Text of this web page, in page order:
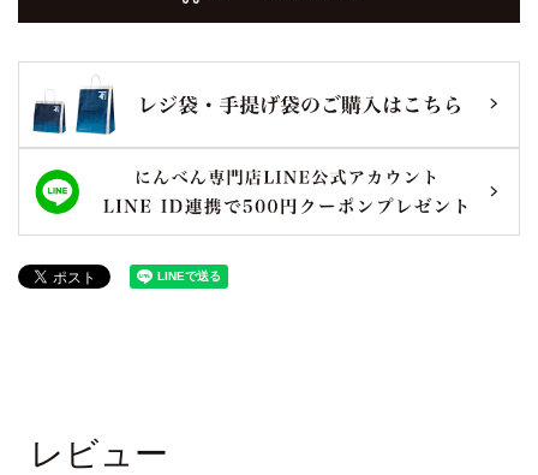
レビュー